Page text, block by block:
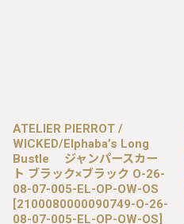
ATELIER PIERROT /
WICKED/Elphaba’s Long
Bustle ジャンパースカー
ト ブラック×ブラック O-26-
08-07-005-EL-OP-OW-OS
[2100080000090749-O-26-
08-07-005-EL-OP-OW-OS]